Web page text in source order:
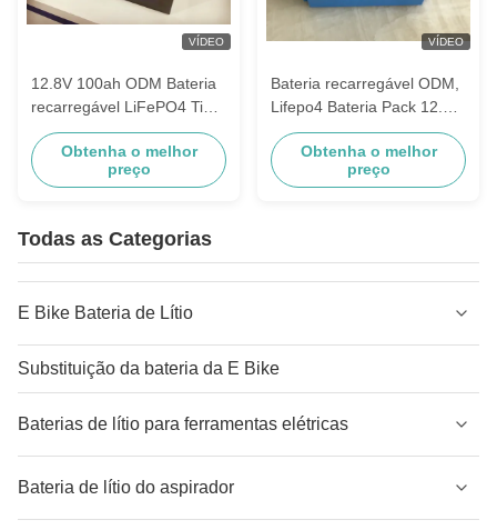
VÍDEO
12.8V 100ah ODM Bateria
recarregável LiFePO4 Tipo
de íon de lítio
Obtenha o melhor
preço
VÍDEO
Bateria recarregável ODM,
Lifepo4 Bateria Pack 12.8V
243.2ah 4S64P
Obtenha o melhor
preço
Todas as Categorias
E Bike Bateria de Lítio
Substituição da bateria da E Bike
Baterias de lítio para ferramentas elétricas
Bateria de lítio do aspirador